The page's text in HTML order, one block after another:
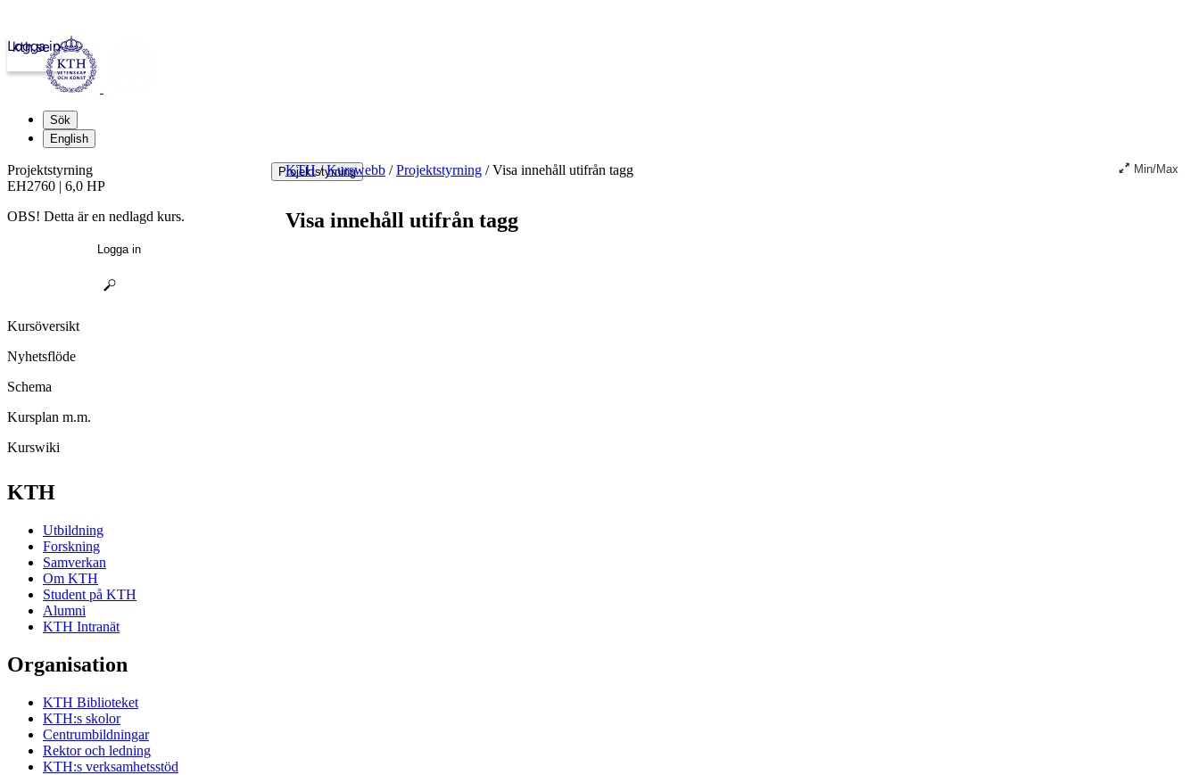
kth.se
Logga in
Sök
English
Projektstyrning
KTH / Kurswebb / Projektstyrning /Visa innehåll utifrån tagg Min/Max
Visa innehåll utifrån tagg
Projektstyrning
EH2760 | 6,0 HP
OBS! Detta är en nedlagd kurs.
Logga in
Kursöversikt
Nyhetsflöde
Schema
Kursplan m.m.
Kurswiki
KTH
Utbildning
Forskning
Samverkan
Om KTH
Student på KTH
Alumni
KTH Intranät
Organisation
KTH Biblioteket
KTH:s skolor
Centrumbildningar
Rektor och ledning
KTH:s verksamhetsstöd